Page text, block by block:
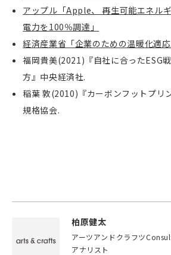
アップル「Apple、 再生可能エネル
電力を100％調達」
経済産業省「企業のための温暖化適応
福岡貴美(2021)『自社に合ったESG
方』中央経済社.
稲葉 敦(2010)『カーボンフットプリ
規格協会.
柏原健太
アーツアンドクラフツ
アナリスト